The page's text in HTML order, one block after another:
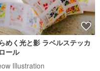
めく光と影 ラベルステッカ
ール
Illustration